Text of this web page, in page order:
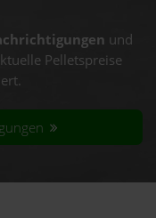
und
Pelletspreise